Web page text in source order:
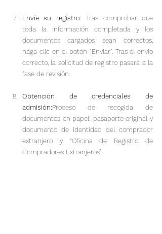
Envíe su registro: Tras comprobar que
toda la información completada y los
documentos cargados sean correctos,
haga clic en el botón "Enviar". Tras el envío
correcto, la solicitud de registro pasará a la
fase de revisión.
Obtención de credenciales de
admisión:Proceso de recogida de
documentos en papel: pasaporte original y
documento de identidad del comprador
extranjero y “Oficina de Registro de
Compradores Extranjeros”